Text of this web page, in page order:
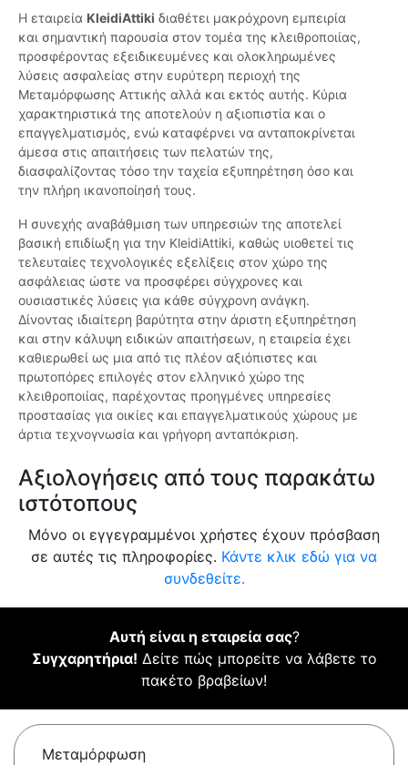
Η εταιρεία KleidiAttiki διαθέτει μακρόχρονη εμπειρία
και σημαντική παρουσία στον τομέα της κλειθροποιίας,
προσφέροντας εξειδικευμένες και ολοκληρωμένες
λύσεις ασφαλείας στην ευρύτερη περιοχή της
Μεταμόρφωσης Αττικής αλλά και εκτός αυτής. Κύρια
χαρακτηριστικά της αποτελούν η αξιοπιστία και ο
επαγγελματισμός, ενώ καταφέρνει να ανταποκρίνεται
άμεσα στις απαιτήσεις των πελατών της,
διασφαλίζοντας τόσο την ταχεία εξυπηρέτηση όσο και
την πλήρη ικανοποίησή τους.
Η συνεχής αναβάθμιση των υπηρεσιών της αποτελεί
βασική επιδίωξη για την KleidiAttiki, καθώς υιοθετεί τις
τελευταίες τεχνολογικές εξελίξεις στον χώρο της
ασφάλειας ώστε να προσφέρει σύγχρονες και
ουσιαστικές λύσεις για κάθε σύγχρονη ανάγκη.
Δίνοντας ιδιαίτερη βαρύτητα στην άριστη εξυπηρέτηση
και στην κάλυψη ειδικών απαιτήσεων, η εταιρεία έχει
καθιερωθεί ως μια από τις πλέον αξιόπιστες και
πρωτοπόρες επιλογές στον ελληνικό χώρο της
κλειθροποιίας, παρέχοντας προηγμένες υπηρεσίες
προστασίας για οικίες και επαγγελματικούς χώρους με
άρτια τεχνογνωσία και γρήγορη ανταπόκριση.
Αξιολογήσεις από τους παρακάτω
ιστότοπους
Μόνο οι εγγεγραμμένοι χρήστες έχουν πρόσβαση
σε αυτές τις πληροφορίες. Κάντε κλικ εδώ για να
συνδεθείτε.
Αυτή είναι η εταιρεία σας?
Συγχαρητήρια! Δείτε πώς μπορείτε να λάβετε το
πακέτο βραβείων!
Μεταμόρφωση